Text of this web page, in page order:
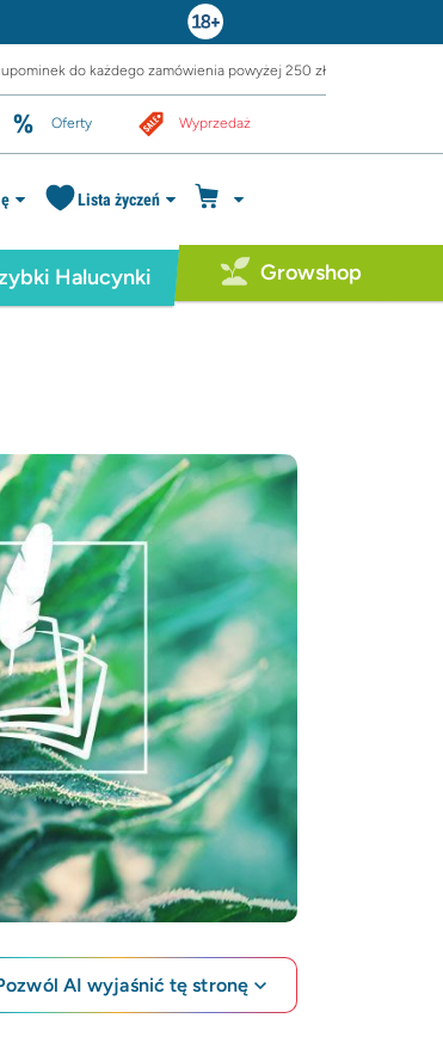
do każdego zamówienia powyżej 250 zł
Oferty Wyprzedaż
Lista życzeń
Halucynki Growshop
AI wyjaśnić tę stronę